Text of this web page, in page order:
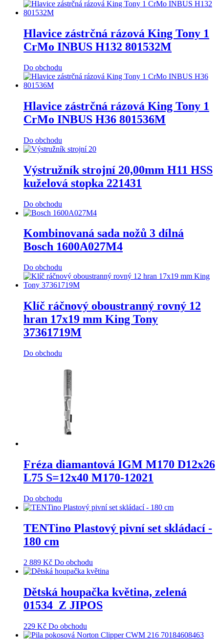
Hlavice zástrčná rázová King Tony 1
CrMo INBUS H132 801532M
Do obchodu
Hlavice zástrčná rázová King Tony 1
CrMo INBUS H36 801536M
Do obchodu
Výstružník strojní 20,00mm H11 HSS
kuželová stopka 221431
Do obchodu
Kombinovaná sada nožů 3 dílná
Bosch 1600A027M4
Do obchodu
Klíč ráčnový oboustranný rovný 12
hran 17x19 mm King Tony
37361719M
Do obchodu
Fréza diamantová IGM M170 D12x26
L75 S=12x40 M170-12021
Do obchodu
TENTino Plastový pivní set skládací -
180 cm
2 889 Kč Do obchodu
Dětská houpačka květina, zelená
01534_Z JIPOS
229 Kč Do obchodu